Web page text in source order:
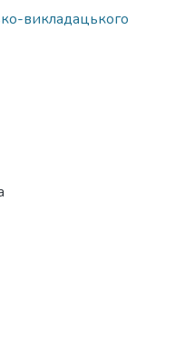
викладацького